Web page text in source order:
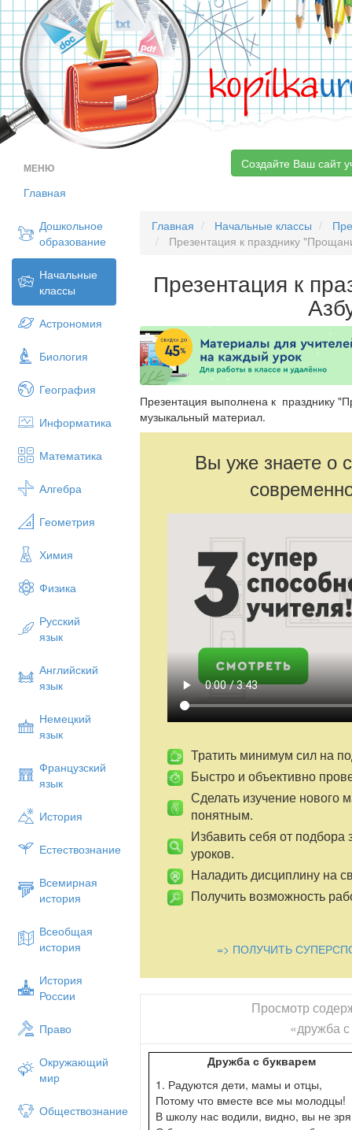
kopilka
МЕНЮ
Главная
Дошкольное
образование
Начальные
классы
Астрономия
Биология
География
Информатика
Математика
Алгебра
Геометрия
Химия
Физика
Русский
язык
Английский
язык
Немецкий
язык
Французский
язык
История
Естествознание
Всемирная
история
Всеобщая
история
История
России
Право
Окружающий
мир
Обществознание
Создайте Ваш сайт
Главная Начальные классы
Презентация к празднику
Презентация к
Презентация выполнена к празднику
музыкальный материал.
Вы уже знаете о
Тратить минимум сил на
Быстро и объективно
Сделать изучение нового
понятным.
Избавить себя от подбора
уроков.
Наладить дисциплину на
Получить возможность
=> ПОЛУЧИТЬ
Просмотр
«дружба
Дружба с букварем
1. Радуются дети, мамы и отцы,
Потому что вместе все мы молодцы!
В школу нас водили, видно, вы не